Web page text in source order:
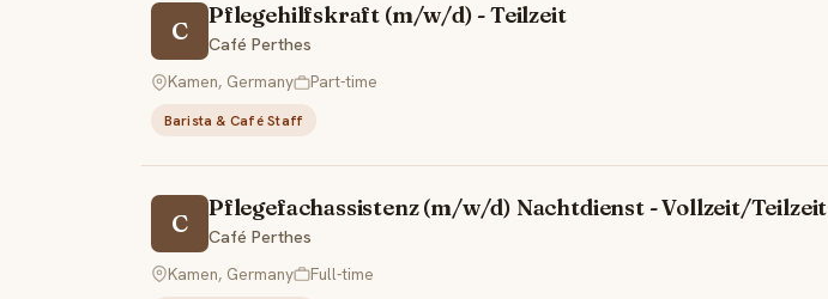
C
Pflegehilfskraft (m/w/d) - Teilzeit
Café Perthes
Kamen, Germany
Part-time
Barista & Café Staff
C
Pflegefachassistenz (m/w/d) Nachtdienst - Vollzeit/Teilzeit
Café Perthes
Kamen, Germany
Full-time